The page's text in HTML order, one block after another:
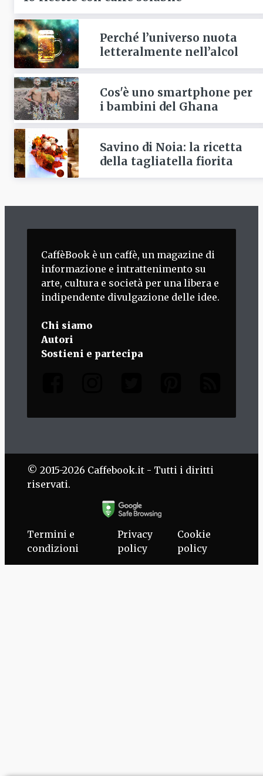
Perché l’universo nuota
letteralmente nell’alcol
Cos'è uno smartphone per
i bambini del Ghana
Savino di Noia: la ricetta
della tagliatella fiorita
CaffèBook è un caffè, un magazine di
informazione e intrattenimento su
arte, cultura e società per una libera e
indipendente divulgazione delle idee.
Chi siamo
Autori
Sostieni e partecipa
© 2015-2026 Caffebook.it - Tutti i diritti
riservati.
Termini e
condizioni
Privacy
policy
Cookie
policy